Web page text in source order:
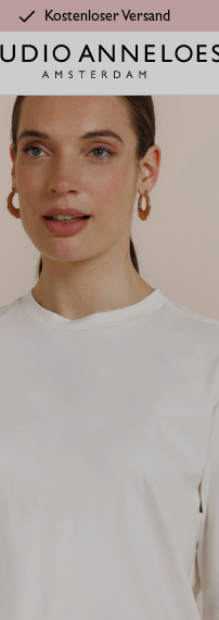
Kostenloser Versand
Kategorien Letzte Chance